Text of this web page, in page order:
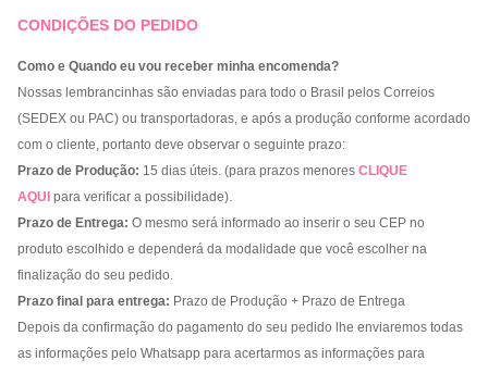
CONDIÇÕES DO PEDIDO
Como e Quando eu vou receber minha encomenda?
Nossas lembrancinhas são enviadas para todo o Brasil pelos Correios
(SEDEX ou PAC) ou transportadoras, e após a produção conforme acordado
com o cliente, portanto deve observar o seguinte prazo:
Prazo de Produção: 15 dias úteis. (para prazos menores CLIQUE
AQUI para verificar a possibilidade).
Prazo de Entrega: O mesmo será informado ao inserir o seu CEP no
produto escolhido e dependerá da modalidade que você escolher na
finalização do seu pedido.
Prazo final para entrega: Prazo de Produção + Prazo de Entrega
Depois da confirmação do pagamento do seu pedido lhe enviaremos todas
as informações pelo Whatsapp para acertarmos as informações para